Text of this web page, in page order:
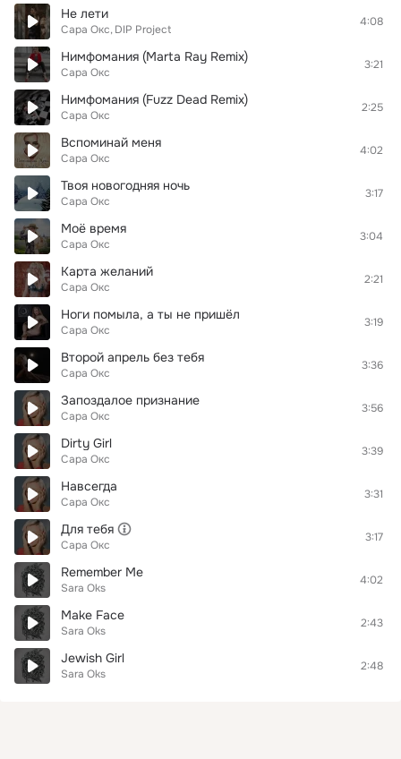
Не лети
Сара Окс DIP Project
4:08
Нимфомания (Marta Ray Remix)
Сара Окс
3:21
Нимфомания (Fuzz Dead Remix)
Сара Окс
2:25
Вспоминай меня
Сара Окс
4:02
Твоя новогодняя ночь
Сара Окс
3:17
Моё время
Сара Окс
3:04
Карта желаний
Сара Окс
2:21
Ноги помыла, а ты не пришёл
Сара Окс
3:19
Второй апрель без тебя
Сара Окс
3:36
Запоздалое признание
Сара Окс
3:56
Dirty Girl
Сара Окс
3:39
Навсегда
Сара Окс
3:31
Для тебя
Сара Окс
3:17
Remember Me
Sara Oks
4:02
Make Face
Sara Oks
2:43
Jewish Girl
Sara Oks
2:48